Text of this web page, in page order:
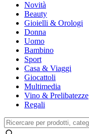
Novità
Beauty
Gioielli & Orologi
Donna
Uomo
Bambino
Sport
Casa & Viaggi
Giocattoli
Multimedia
Vino & Prelibatezze
Regali